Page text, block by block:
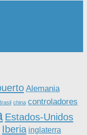
Alemania
china controladores
Estados-Unidos
Iberia inglaterra